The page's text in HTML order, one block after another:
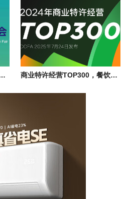
应链博览会即将开幕，展会亮点抢先看 商业特许经营TOP300，餐饮、零售与服务连锁品牌加盟业态迎来爆发式增长